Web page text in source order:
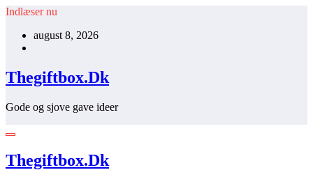
Videre
indhold
Indlæser nu
august 8, 2026
Thegiftbox.Dk
Gode og sjove gave ideer
Thegiftbox.Dk